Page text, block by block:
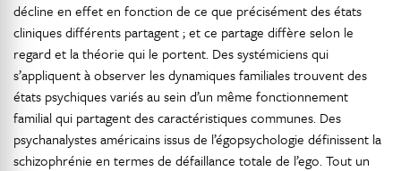
décline en effet en fonction de ce que précisément des états
cliniques différents partagent ; et ce partage diffère selon le
regard et la théorie qui le portent. Des systémiciens qui
s’appliquent à observer les dynamiques familiales trouvent des
états psychiques variés au sein d’un même fonctionnement
familial qui partagent des caractéristiques communes. Des
psychanalystes américains issus de l’égopsychologie définissent la
schizophrénie en termes de défaillance totale de l’ego. Tout un